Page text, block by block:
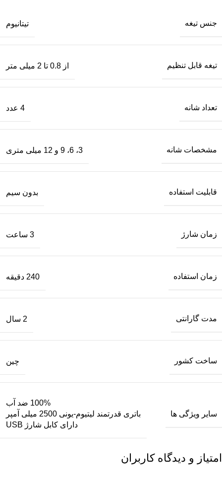
جنس تیغه تیتانیوم
تیغه قابل تنظیم از 0.8 تا 2 میلی متر
تعداد شانه 4 عدد
مشخصات شانه 3، 6، 9 و 12 میلی متری
قابلیت استفاده بدون سیم
زمان شارژ 3 ساعت
زمان استفاده 240 دقیقه
مدت گارانتی 2 سال
ساخت کشور چین
سایر ویژگی ها
100% ضد آب
باتری قدرتمند لیتیوم-یونی 2500 میلی آمپر
دارای کابل شارژ USB
امتیاز و دیدگاه کاربران